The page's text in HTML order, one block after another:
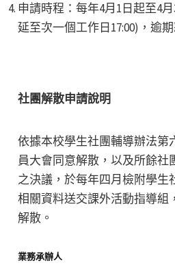
申請時程：每年4月1日起至4
延至次一個工作日17:00)，逾
社團解散申請說明
依據本校學生社團輔導辦法第
員大會同意解散，以及所餘社
之決議，於每年四月檢附學生
相關資料送交課外活動指導組
解散。
業務承辦人